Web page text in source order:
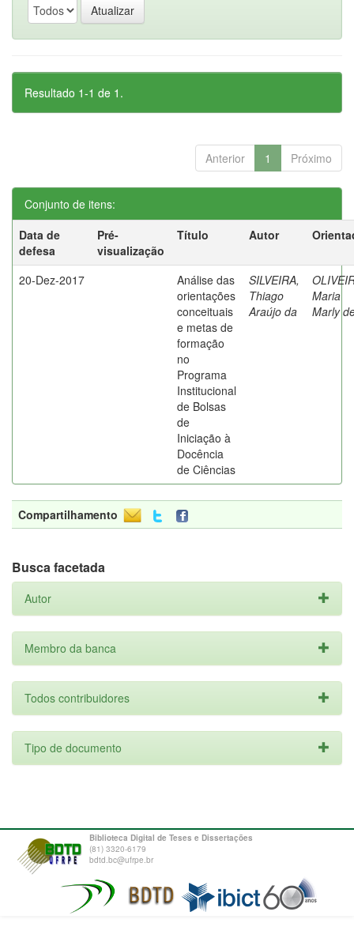
Resultado 1-1 de 1.
Anterior 1 Próximo
Conjunto de itens:
Data de
defesa
Pré-
visualização
Título Autor
20-Dez-2017
Análise das
orientações
conceituais
e metas de
formação
no
Programa
Institucional
de Bolsas
de
Iniciação à
Docência
de Ciências
SILVEIRA,
Thiago
Araújo da
Maria
Marly
Compartilhamento
Busca facetada
Autor
Membro da banca
Todos contribuidores
Tipo de documento
Biblioteca Digital de Teses e Dissertações
(81) 3320-6179
bdtd.bc@ufrpe.br